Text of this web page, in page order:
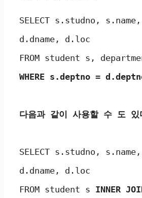
SELECT s.studno,
d.dname, d.loc
WHERE s.deptno =
다음과 같이 사용할 수 도 있
SELECT s.studno,
d.dname, d.loc
FROM student s INNER